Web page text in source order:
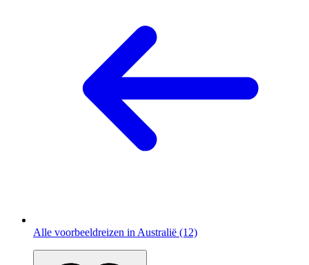
Alle voorbeeldreizen in Australië (12)